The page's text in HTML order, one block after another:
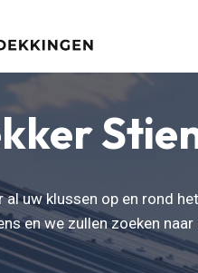
al uw klussen op en rond
en we zullen zoeken